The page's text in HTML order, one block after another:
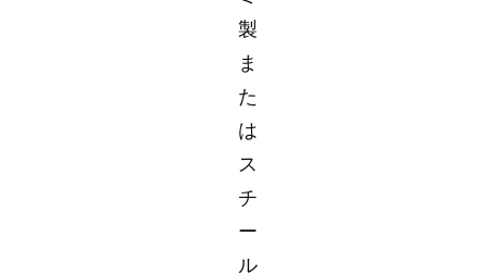
製
ま
た
は
ス
チ
ー
ル